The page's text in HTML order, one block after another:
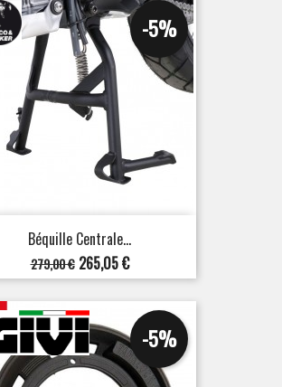
Béquille Centrale...
Prix
de
base
279,00 €
-5%
Prix
265,05 €
-5%